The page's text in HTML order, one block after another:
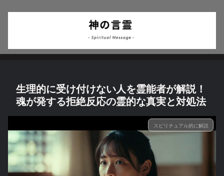
生理的に受け付けない人を霊能者が解説！
魂が発する拒絶反応の霊的な真実と対処法
スピリチュアル的に解説